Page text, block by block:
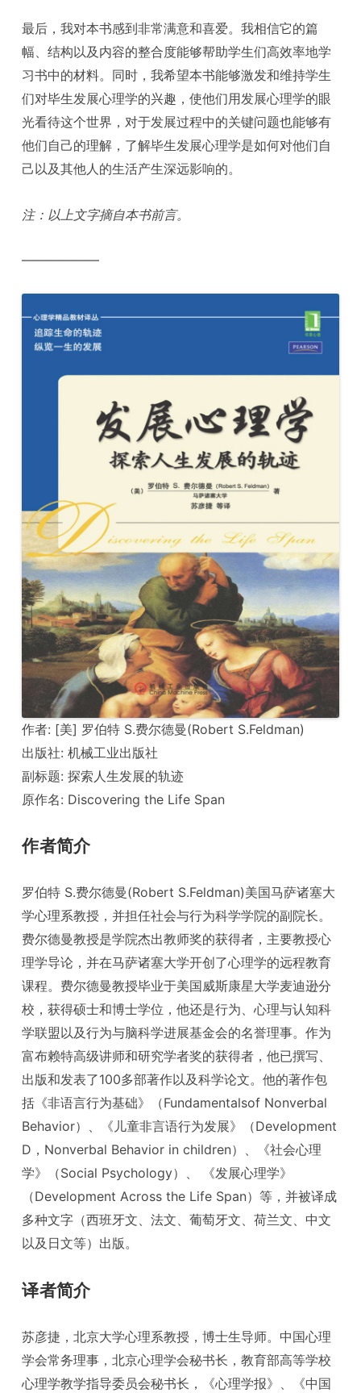
最后，我对本书感到非常满意和喜爱。我相信它的篇
幅、结构以及内容的整合度能够帮助学生们高效率地学
习书中的材料。同时，我希望本书能够激发和维持学生
们对毕生发展心理学的兴趣，使他们用发展心理学的眼
光看待这个世界，对于发展过程中的关键问题也能够有
他们自己的理解，了解毕生发展心理学是如何对他们自
己以及其他人的生活产生深远影响的。
注：以上文字摘自本书前言。
——————
作者: [美] 罗伯特 S.费尔德曼(Robert S.Feldman)
出版社: 机械工业出版社
副标题: 探索人生发展的轨迹
原作名: Discovering the Life Span
作者简介
罗伯特 S.费尔德曼(Robert S.Feldman)美国马萨诸塞大
学心理系教授，并担任社会与行为科学学院的副院长。
费尔德曼教授是学院杰出教师奖的获得者，主要教授心
理学导论，并在马萨诸塞大学开创了心理学的远程教育
课程。费尔德曼教授毕业于美国威斯康星大学麦迪逊分
校，获得硕士和博士学位，他还是行为、心理与认知科
学联盟以及行为与脑科学进展基金会的名誉理事。作为
富布赖特高级讲师和研究学者奖的获得者，他已撰写、
出版和发表了100多部著作以及科学论文。他的著作包
括《非语言行为基础》（Fundamentalsof Nonverbal
Behavior）、《儿童非言语行为发展》（Development
D，Nonverbal Behavior in children）、《社会心理
学》（Social Psychology）、 《发展心理学》
（Development Across the Life Span）等，并被译成
多种文字（西班牙文、法文、葡萄牙文、荷兰文、中文
以及日文等）出版。
译者简介
苏彦捷，北京大学心理系教授，博士生导师。中国心理
学会常务理事，北京心理学会秘书长，教育部高等学校
心理学教学指导委员会秘书长，《心理学报》、《中国